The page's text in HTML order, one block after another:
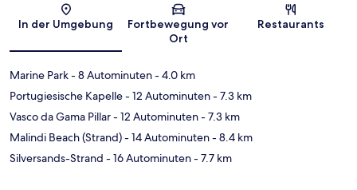
Karte
In der Umgebung
Fortbewegung vor
Ort
Restaurants
Marine Park- 8 Autominuten- 4.0 km
Portugiesische Kapelle- 12 Autominuten- 7.3 km
Vasco da Gama Pillar- 12 Autominuten- 7.3 km
Malindi Beach (Strand)- 14 Autominuten- 8.4 km
Silversands-Strand - 16 Autominuten- 7.7 km